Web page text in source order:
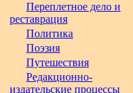
Переплетное дело и
реставрация
Политика
Поэзия
Путешествия
Редакционно-
издательские процессы